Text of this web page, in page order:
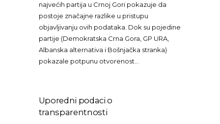
najvećih partija u Crnoj Gori pokazuje da
postoje značajne razlike u pristupu
objavljivanju ovih podataka. Dok su pojedine
partije (Demokratska Crna Gora, GP URA,
Albanska alternativa i Bošnjačka stranka)
pokazale potpunu otvorenost…
Uporedni podaci o
transparentnosti